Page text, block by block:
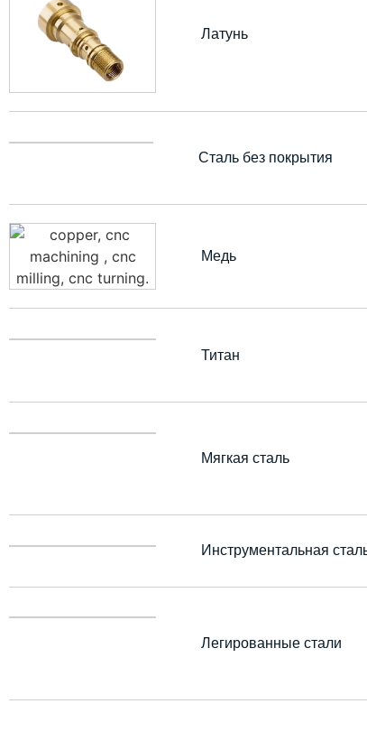
Латунь
Сталь без покрытия
Медь
Титан
Мягкая сталь
Инструментальная
Легированные стали